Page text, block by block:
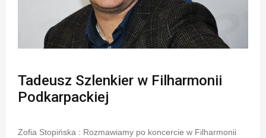
Tadeusz Szlenkier w Filharmonii
Podkarpackiej
Zofia Stopińska : Rozmawiamy po koncercie w Filharmonii